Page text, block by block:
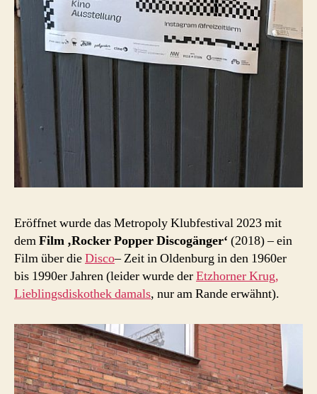
Eröffnet wurde das Metropoly Klubfestival 2023 mit
demFilm ‚Rocker Popper Discogänger‘ (2018) – ein
Film über dieDisco– Zeit in Oldenburg in den 1960er
bis 1990er Jahren (leider wurde derEtzhorner Krug,
Lieblingsdiskothek damals, nur am Rande erwähnt).